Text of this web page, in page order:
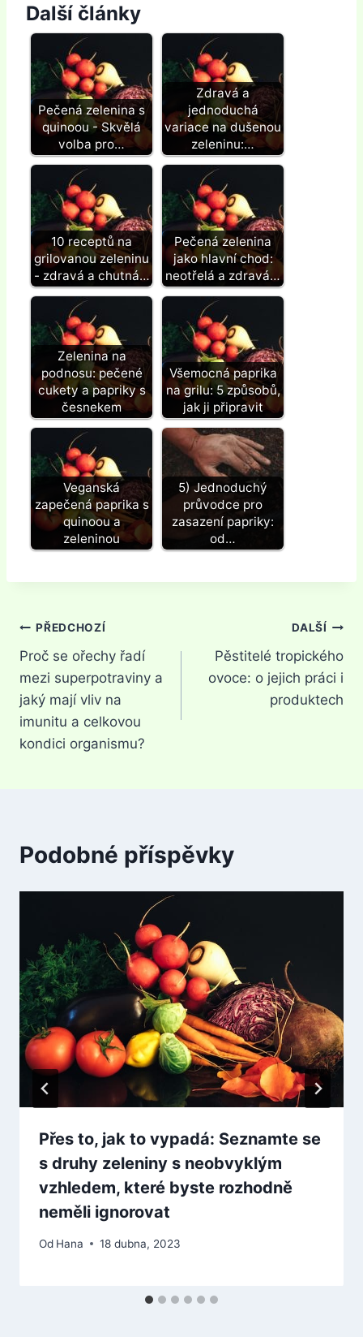
Další články
Pečená zelenina s
quinoou - Skvělá
volba pro…
Zdravá a
jednoduchá
variace na dušenou
zeleninu:…
10 receptů na
grilovanou zeleninu
- zdravá a chutná…
Pečená zelenina
jako hlavní chod:
neotřelá a zdravá…
Zelenina na
podnosu: pečené
cukety a papriky s
česnekem
Všemocná paprika
na grilu: 5 způsobů,
jak ji připravit
Veganská
zapečená paprika s
quinoou a
zeleninou
5) Jednoduchý
průvodce pro
zasazení papriky:
od…
Navigace
pro
příspěvek
PŘEDCHOZÍ
Proč se ořechy řadí
mezi superpotraviny a
jaký mají vliv na
imunitu a celkovou
kondici organismu?
DALŠÍ
Pěstitelé tropického
ovoce: o jejich práci i
produktech
Podobné příspěvky
Přes to, jak to vypadá: Seznamte se
s druhy zeleniny s neobvyklým
vzhledem, které byste rozhodně
neměli ignorovat
Od Hana 18 dubna, 2023